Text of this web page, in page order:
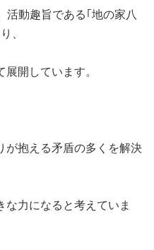
活動趣旨である｢地の家八
、
開しています。
が抱える矛盾の多くを解決
力になると考えていま